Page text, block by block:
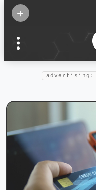
+
confianza
Foro salud
advertising: